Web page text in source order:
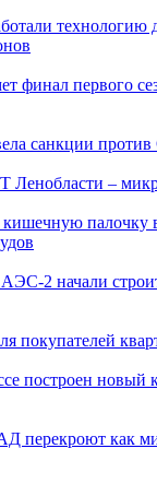
технологию
финал первого
санкции против
–
палочку
2 начали
покупателей
построен новый
перекроют как